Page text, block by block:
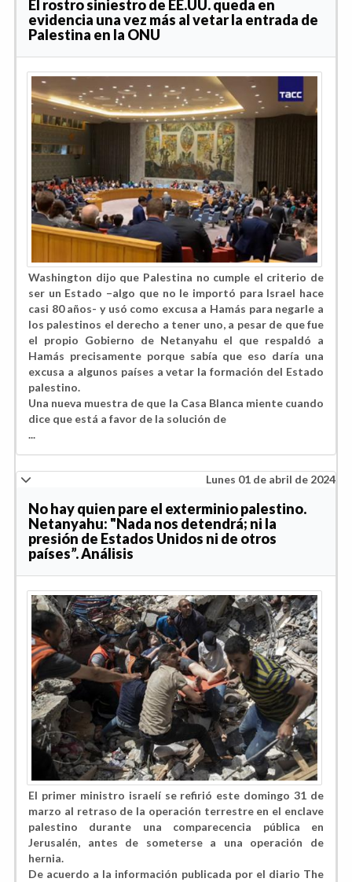
El rostro siniestro de EE.UU. queda en
evidencia una vez más al vetar la entrada de
Palestina en la ONU
Washington dijo que Palestina no cumple el criterio de
ser un Estado –algo que no le importó para Israel hace
casi 80 años- y usó como excusa a Hamás para negarle a
los palestinos el derecho a tener uno, a pesar de que fue
el propio Gobierno de Netanyahu el que respaldó a
Hamás precisamente porque sabía que eso daría una
excusa a algunos países a vetar la formación del Estado
palestino.
Una nueva muestra de que la Casa Blanca miente cuando
dice que está a favor de la solución de
...
Lunes 01 de abril de 2024
No hay quien pare el exterminio palestino.
Netanyahu: "Nada nos detendrá; ni la
presión de Estados Unidos ni de otros
países”. Análisis
El primer ministro israelí se refirió este domingo 31 de
marzo al retraso de la operación terrestre en el enclave
palestino durante una comparecencia pública en
Jerusalén, antes de someterse a una operación de
hernia.
De acuerdo a la información publicada por el diario The